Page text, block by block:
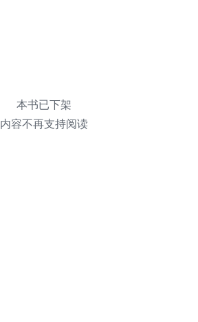
本书已下架
内容不再支持阅读